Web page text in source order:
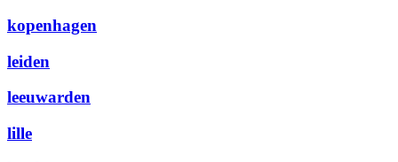
kopenhagen
leiden
leeuwarden
lille